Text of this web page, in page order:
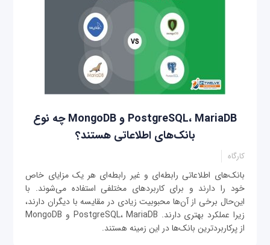
PostgreSQL، MariaDB و MongoDB چه نوع
بانک‌های اطلاعاتی هستند؟
کارگاه
بانک‌های اطلاعاتی رابطه‌ای و غیر رابطه‌ای هر یک مزایای خاص
خود را دارند و برای کاربردهای مختلفی استفاده می‌شوند. با
این‌حال برخی از آن‌ها محبوبیت زیادی در مقایسه با دیگران دارند،
زیرا عملکرد بهتری دارند. PostgreSQL، MariaDB و MongoDB
از پرکاربردترین بانک‌ها در این زمینه هستند.